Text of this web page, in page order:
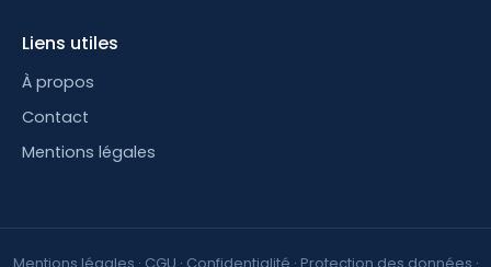
Liens utiles
À propos
Contact
Mentions légales